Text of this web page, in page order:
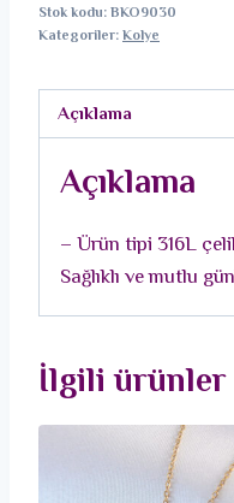
Mineli
adet
Stok kodu:BKO9030
Kategoriler:Kolye
Açıklama
Açıklama
– Ürün tipi 316L
Sağlıklı ve mutlu
İlgili ürünler